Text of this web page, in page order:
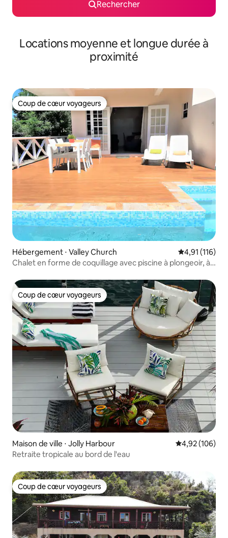
Rechercher
Locations moyenne et longue durée à
proximité
Coup de cœur voyageurs
Coup de cœur voyageurs
Hébergement ⋅ Valley Church Évaluation
4,91 (116)
Chalet en forme de coquillage avec piscine à plongeoir, à
Coup de cœur voyageurs
Coup de cœur voyageurs
Maison de ville ⋅ Jolly Harbour Évaluation
4,92 (106)
Retraite tropicale au bord de l'eau
Coup de cœur voyageurs
Coup de cœur voyageurs